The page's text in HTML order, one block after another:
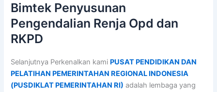
Bimtek Penyusunan
Pengendalian Renja Opd dan
RKPD
Selanjutnya Perkenalkan kami PUSAT PENDIDIKAN DAN
PELATIHAN PEMERINTAHAN REGIONAL INDONESIA
(PUSDIKLAT PEMERINTAHAN RI) adalah lembaga yang